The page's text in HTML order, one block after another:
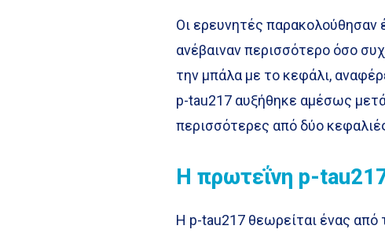
Οι ερευνητές παρακολούθησαν
ανέβαιναν περισσότερο όσο
την μπάλα με το κεφάλι,
p-tau217 αυξήθηκε αμέσως
περισσότερες από δύο
Η πρωτεΐνη p-
Η p-tau217 θεωρείται ένας από